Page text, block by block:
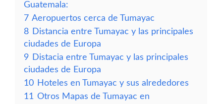
Guatemala:
7 Aeropuertos cerca de Tumayac
8 Distancia entre Tumayac y las principales
ciudades de Europa
9 Distacia entre Tumayac y las principales
ciudades de Europa
10 Hoteles en Tumayac y sus alrededores
11 Otros Mapas de Tumayac en